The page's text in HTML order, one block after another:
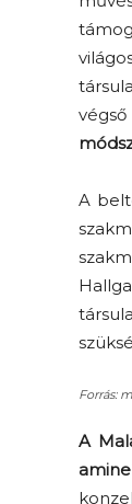
A
Forrás:
A